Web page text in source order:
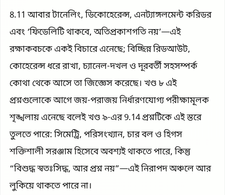
8.11 আবার টানেলিং, ডিকোহেরেন্স, এনট্যাঙ্গলমেন্ট করিডর
এবং ‘ফিডেলিটি থাকবে, অতিপ্রকাশগতি নয়’—এই
রক্ষাকবচকে একই বিচারে এনেছে; বিচ্ছিন্ন রিডআউট,
কোহেরেন্স ধরে রাখা, চ্যানেল-দখল ও দূরবর্তী সহসম্পর্ক
কোথা থেকে আসে তা জিজ্ঞেস করেছে। খণ্ড ৮ এই
প্রশ্নগুলোকে আগে জয়-পরাজয় নির্ধারণযোগ্য পরীক্ষামূলক
শৃঙ্খলায় এনেছে বলেই খণ্ড ৯-এর 9.14 প্রশ্নটিকে এই স্তরে
তুলতে পারে: সিমেট্রি, পরিসংখ্যান, চার বল ও হিগস
শক্তিশালী সরঞ্জাম হিসেবে অবশ্যই থাকতে পারে, কিন্তু
“বিশুদ্ধ স্বতঃসিদ্ধ, আর প্রশ্ন নয়”—এই নিরাপদ অঞ্চলে আর
লুকিয়ে থাকতে পারে না।